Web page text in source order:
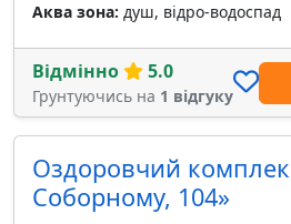
Аква зона: душ, відро-водоспад
Відмінно 5.0
Грунтуючись на 1 відгуку
Оздоровчий
Соборному, 104»